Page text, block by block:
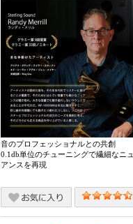
音のプロフェッショナルとの共創
0.1db単位のチューニングで繊細なニュ
アンスを再現